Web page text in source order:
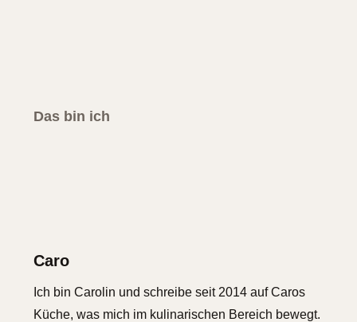
Das bin ich
Caro
Ich bin Carolin und schreibe seit 2014 auf Caros
Küche, was mich im kulinarischen Bereich bewegt.